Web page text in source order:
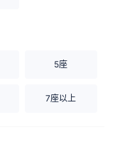
5座
7座以上